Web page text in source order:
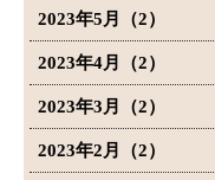
2023年5月（2）
2023年4月（2）
2023年3月（2）
2023年2月（2）